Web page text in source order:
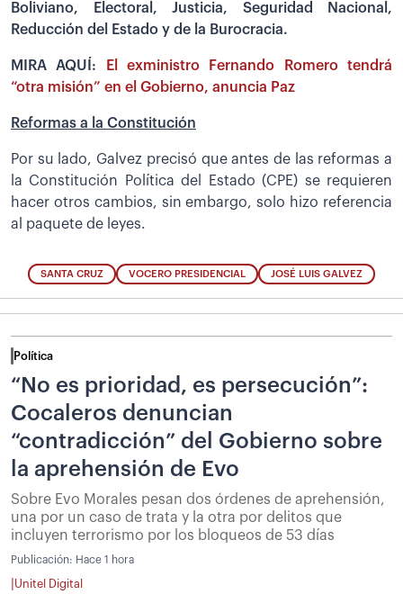
Boliviano, Electoral, Justicia, Seguridad Nacional,
Reducción del Estado y de la Burocracia.
MIRA AQUÍ:
El exministro Fernando Romero tendrá
“otra misión” en el Gobierno, anuncia Paz
Reformas a la Constitución
Por su lado, Galvez precisó que antes de las reformas a
la Constitución Política del Estado (CPE) se requieren
hacer otros cambios, sin embargo, solo hizo referencia
al paquete de leyes.
SANTA CRUZ VOCERO PRESIDENCIAL JOSÉ LUIS GALVEZ
Política
“No es prioridad, es persecución”:
Cocaleros denuncian
“contradicción” del Gobierno sobre
la aprehensión de Evo
Sobre Evo Morales pesan dos órdenes de aprehensión,
una por un caso de trata y la otra por delitos que
incluyen terrorismo por los bloqueos de 53 días
Publicación: Hace 1 hora
Unitel Digital